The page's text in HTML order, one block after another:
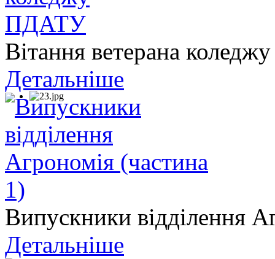
Вітання ветерана
Детальніше
Випускники відділення
Детальніше